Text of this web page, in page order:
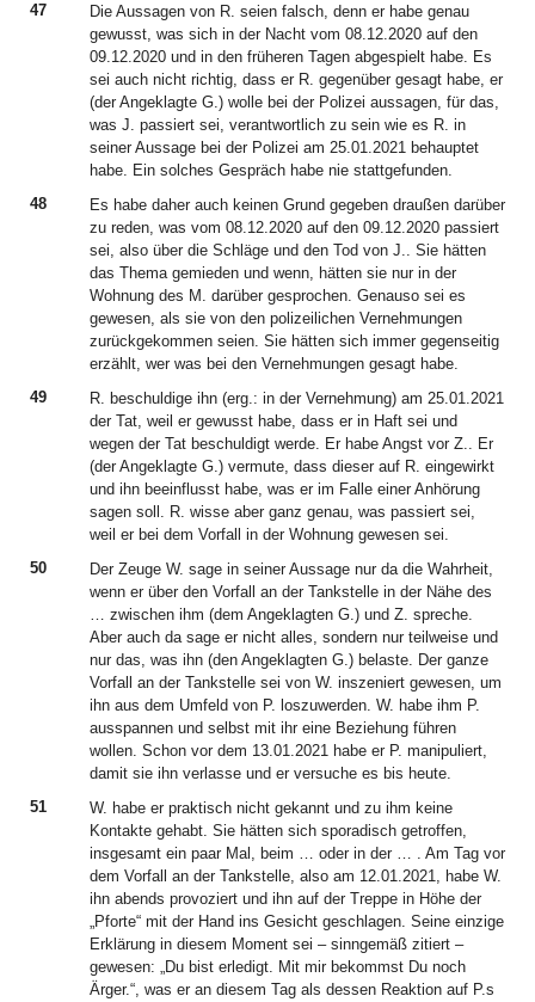
47
Die Aussagen von R. seien falsch, denn er habe genau
gewusst, was sich in der Nacht vom 08.12.2020 auf den
09.12.2020 und in den früheren Tagen abgespielt habe. Es
sei auch nicht richtig, dass er R. gegenüber gesagt habe, er
(der Angeklagte G.) wolle bei der Polizei aussagen, für das,
was J. passiert sei, verantwortlich zu sein wie es R. in
seiner Aussage bei der Polizei am 25.01.2021 behauptet
habe. Ein solches Gespräch habe nie stattgefunden.
48
Es habe daher auch keinen Grund gegeben draußen darüber
zu reden, was vom 08.12.2020 auf den 09.12.2020 passiert
sei, also über die Schläge und den Tod von J.. Sie hätten
das Thema gemieden und wenn, hätten sie nur in der
Wohnung des M. darüber gesprochen. Genauso sei es
gewesen, als sie von den polizeilichen Vernehmungen
zurückgekommen seien. Sie hätten sich immer gegenseitig
erzählt, wer was bei den Vernehmungen gesagt habe.
49
R. beschuldige ihn (erg.: in der Vernehmung) am 25.01.2021
der Tat, weil er gewusst habe, dass er in Haft sei und
wegen der Tat beschuldigt werde. Er habe Angst vor Z.. Er
(der Angeklagte G.) vermute, dass dieser auf R. eingewirkt
und ihn beeinflusst habe, was er im Falle einer Anhörung
sagen soll. R. wisse aber ganz genau, was passiert sei,
weil er bei dem Vorfall in der Wohnung gewesen sei.
50
Der Zeuge W. sage in seiner Aussage nur da die Wahrheit,
wenn er über den Vorfall an der Tankstelle in der Nähe des
… zwischen ihm (dem Angeklagten G.) und Z. spreche.
Aber auch da sage er nicht alles, sondern nur teilweise und
nur das, was ihn (den Angeklagten G.) belaste. Der ganze
Vorfall an der Tankstelle sei von W. inszeniert gewesen, um
ihn aus dem Umfeld von P. loszuwerden. W. habe ihm P.
ausspannen und selbst mit ihr eine Beziehung führen
wollen. Schon vor dem 13.01.2021 habe er P. manipuliert,
damit sie ihn verlasse und er versuche es bis heute.
51
W. habe er praktisch nicht gekannt und zu ihm keine
Kontakte gehabt. Sie hätten sich sporadisch getroffen,
insgesamt ein paar Mal, beim … oder in der … . Am Tag vor
dem Vorfall an der Tankstelle, also am 12.01.2021, habe W.
ihn abends provoziert und ihn auf der Treppe in Höhe der
„Pforte“ mit der Hand ins Gesicht geschlagen. Seine einzige
Erklärung in diesem Moment sei – sinngemäß zitiert –
gewesen: „Du bist erledigt. Mit mir bekommst Du noch
Ärger.“, was er an diesem Tag als dessen Reaktion auf P.s